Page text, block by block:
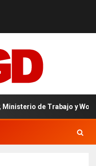
de Trabajo y World